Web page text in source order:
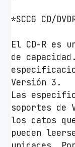
X
C
a
j
a
-
1
0
u
d
*SCCG CD/
El CD-R es
de
Versión 3.
Las
soportes de
los datos
pueden